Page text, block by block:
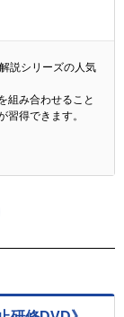
説シリーズの人気
組み合わせること
得できます。